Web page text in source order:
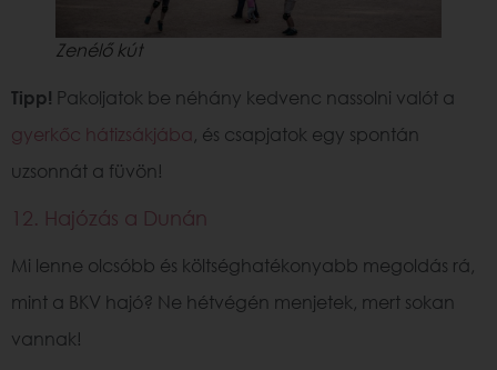
Zenélő kút
Tipp! Pakoljatok be néhány kedvenc nassolni valót a
gyerkőc hátizsákjába , és csapjatok egy spontán
uzsonnát a füvön!
12. Hajózás a Dunán
Mi lenne olcsóbb és költséghatékonyabb megoldás rá,
mint a BKV hajó? Ne hétvégén menjetek, mert sokan
vannak!